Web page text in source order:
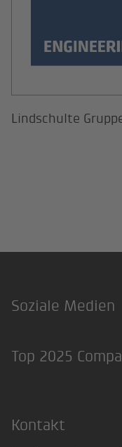
Lindschulte
Footer
Soziale Medien
LinkedIn
Xing
Top 2025
Kontakt